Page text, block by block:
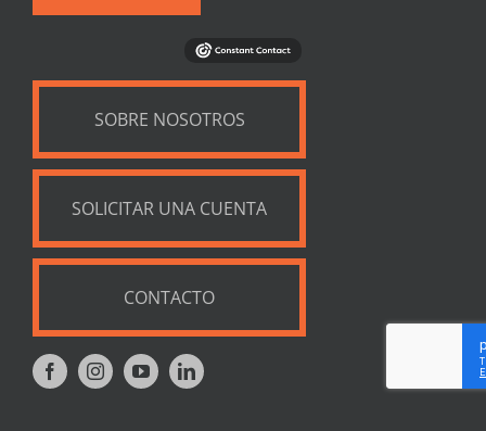
SOBRE NOSOTROS
SOLICITAR UNA CUENTA
CONTACTO